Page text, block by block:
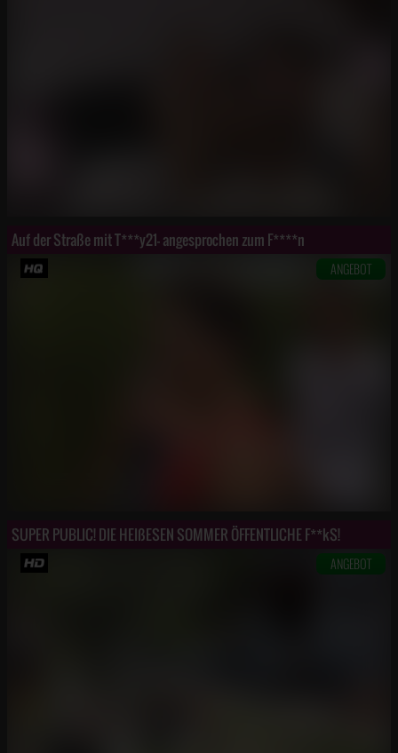
Auf der Straße mit T***y21- angesprochen zum F****n
ANGEBOT
SUPER PUBLIC! DIE HEIßESEN SOMMER ÖFFENTLICHE F**kS!
ANGEBOT